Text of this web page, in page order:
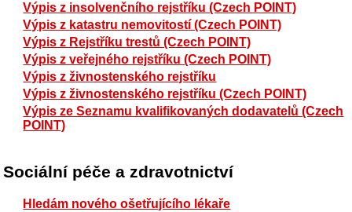
Výpis z insolvenčního rejstříku (Czech POINT)
Výpis z katastru nemovitostí (Czech POINT)
Výpis z Rejstříku trestů (Czech POINT)
Výpis z veřejného rejstříku (Czech POINT)
Výpis z živnostenského rejstříku
Výpis z živnostenského rejstříku (Czech POINT)
Výpis ze Seznamu kvalifikovaných dodavatelů (Czech
POINT)
Sociální péče a zdravotnictví
Hledám nového ošetřujícího lékaře